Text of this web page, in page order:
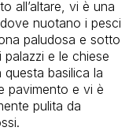
all’altare, vi è una
nuotano i pesci
paludosa e sotto
e le chiese
basilica la
pavimento e vi è
pulita da